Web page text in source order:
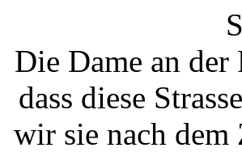
Die Dame an der
dass diese
wir sie nach dem